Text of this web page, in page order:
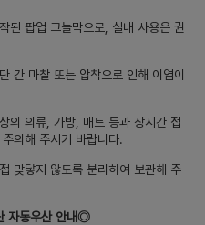
된 팝업 그늘막으로, 실내 사용은 권
간 마찰 또는 압착으로 인해 이염이
의 의류, 가방, 매트 등과 장시간 접
의해 주시기 바랍니다.
맞닿지 않도록 분리하여 보관해 주
자동우산 안내◎